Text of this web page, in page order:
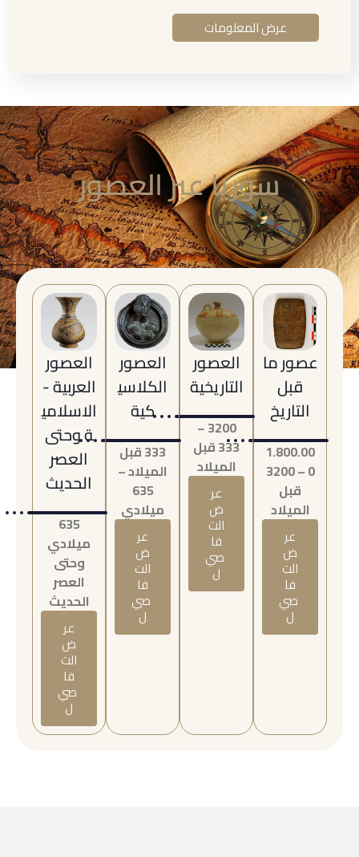
عرض المعلومات
سوريا عبر العصور
عصور ما
قبل
التاريخ
1.800.00
0 – 3200
قبل
الميلاد
عر
ض
الت
فا
صي
ل
العصور
التاريخية
3200 –
333 قبل
الميلاد
عر
ض
الت
فا
صي
ل
العصور
الكلاسي
كية
333 قبل
الميلاد –
635
ميلادي
عر
ض
الت
فا
صي
ل
العصور
العربية -
الاسلامي
ة وحتى
العصر
الحديث
635
ميلادي
وحتى
العصر
الحديث
عر
ض
الت
فا
صي
ل